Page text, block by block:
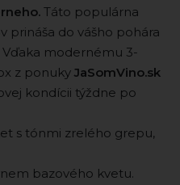
Táto populárna
prináša do vášho pohára
modernému 3-
z ponuky JaSomVino.sk
kondícii týždne po
s tónmi zrelého grepu,
bazového kvetu.